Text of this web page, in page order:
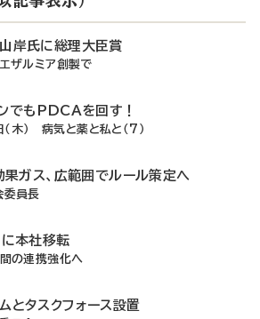
岸氏に総理大臣賞
ザルミア創製で
でもPDCAを回す！
木） 病気と薬と私と（7）
効果ガス、広範囲でルール策定へ
委員長
に本社移転
の連携強化へ
とタスクフォース設置